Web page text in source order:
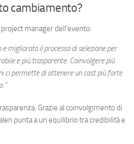
cambiamento?
manager dell’evento:
e migliorato il processo di selezione per
e più trasparente. Coinvolgere più
ci permette di ottenere un cast più forte
Grazie al coinvolgimento di
punta a un equilibrio tra credibilità e